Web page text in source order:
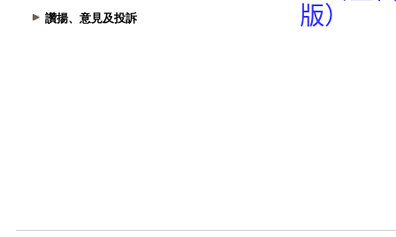
讚揚、意見及投訴